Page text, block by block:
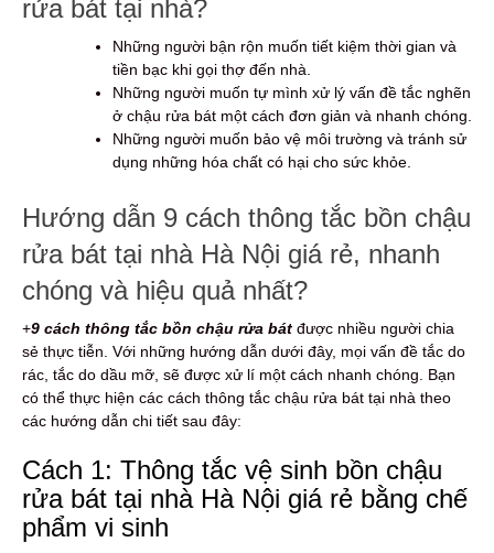
rửa bát tại nhà?
Những người bận rộn muốn tiết kiệm thời gian và
tiền bạc khi gọi thợ đến nhà.
Những người muốn tự mình xử lý vấn đề tắc nghẽn
ở chậu rửa bát một cách đơn giản và nhanh chóng.
Những người muốn bảo vệ môi trường và tránh sử
dụng những hóa chất có hại cho sức khỏe.
Hướng dẫn 9 cách thông tắc bồn chậu
rửa bát tại nhà Hà Nội giá rẻ, nhanh
chóng và hiệu quả nhất?
+9 cách thông tắc bồn chậu rửa bát được nhiều người chia
sẻ thực tiễn. Với những hướng dẫn dưới đây, mọi vấn đề tắc do
rác, tắc do dầu mỡ, sẽ được xử lí một cách nhanh chóng. Bạn
có thể thực hiện các cách thông tắc chậu rửa bát tại nhà theo
các hướng dẫn chi tiết sau đây:
Cách 1: Thông tắc vệ sinh bồn chậu
rửa bát tại nhà Hà Nội giá rẻ bằng chế
phẩm vi sinh